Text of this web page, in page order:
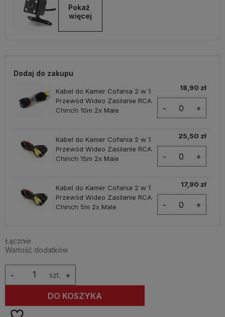
Pokaż
więcej
Dodaj do zakupu
Kabel do Kamer Cofania 2 w 1
Przewód Wideo Zasilanie RCA
Chinch 10m 2x Male
18,90 zł
- +
Kabel do Kamer Cofania 2 w 1
Przewód Wideo Zasilanie RCA
Chinch 15m 2x Male
25,50 zł
- +
Kabel do Kamer Cofania 2 w 1
Przewód Wideo Zasilanie RCA
Chinch 5m 2x Male
17,90 zł
- +
Łącznie
Wartość dodatków
szt. +
-
DO KOSZYKA